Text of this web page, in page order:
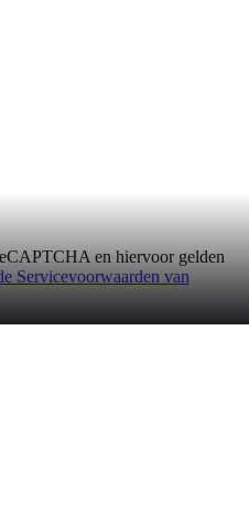
en hiervoor gelden
Servicevoorwaarden van